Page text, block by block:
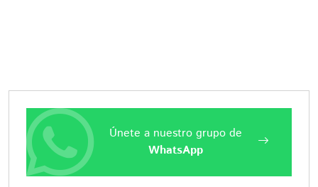
Únete a nuestro grupo de
WhatsApp